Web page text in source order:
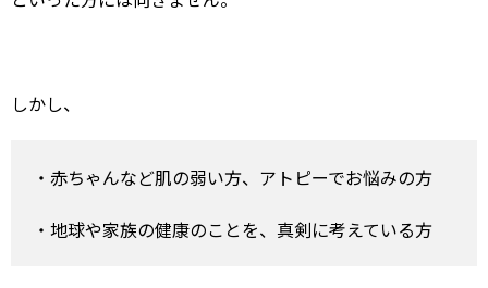
しかし、
・赤ちゃんなど肌の弱い方、アトピーでお悩みの方
・地球や家族の健康のことを、真剣に考えている方